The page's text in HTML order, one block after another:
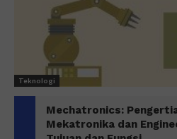
Teknologi
Mechatronics:
Mekatronika dan